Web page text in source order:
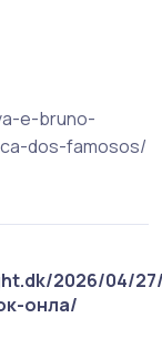
e-bruno-
dos-famosos/
2026/04/
онла/